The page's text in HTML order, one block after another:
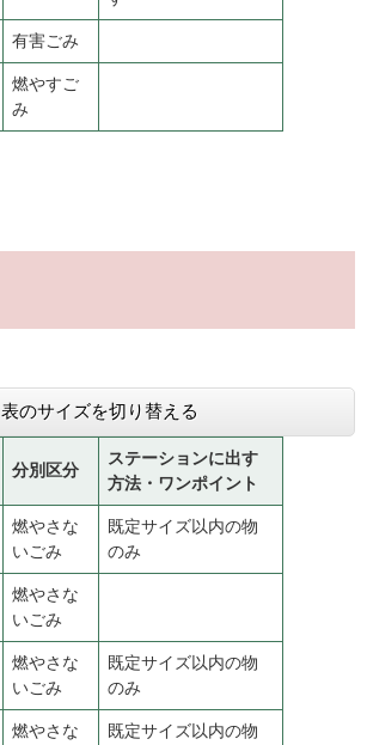
有害ごみ
燃やすご
み
表のサイズを切り替える
分別区分
ステーションに出す
方法・ワンポイント
燃やさな
いごみ
既定サイズ以内の物
のみ
燃やさな
いごみ
燃やさな
いごみ
既定サイズ以内の物
のみ
燃やさな
既定サイズ以内の物